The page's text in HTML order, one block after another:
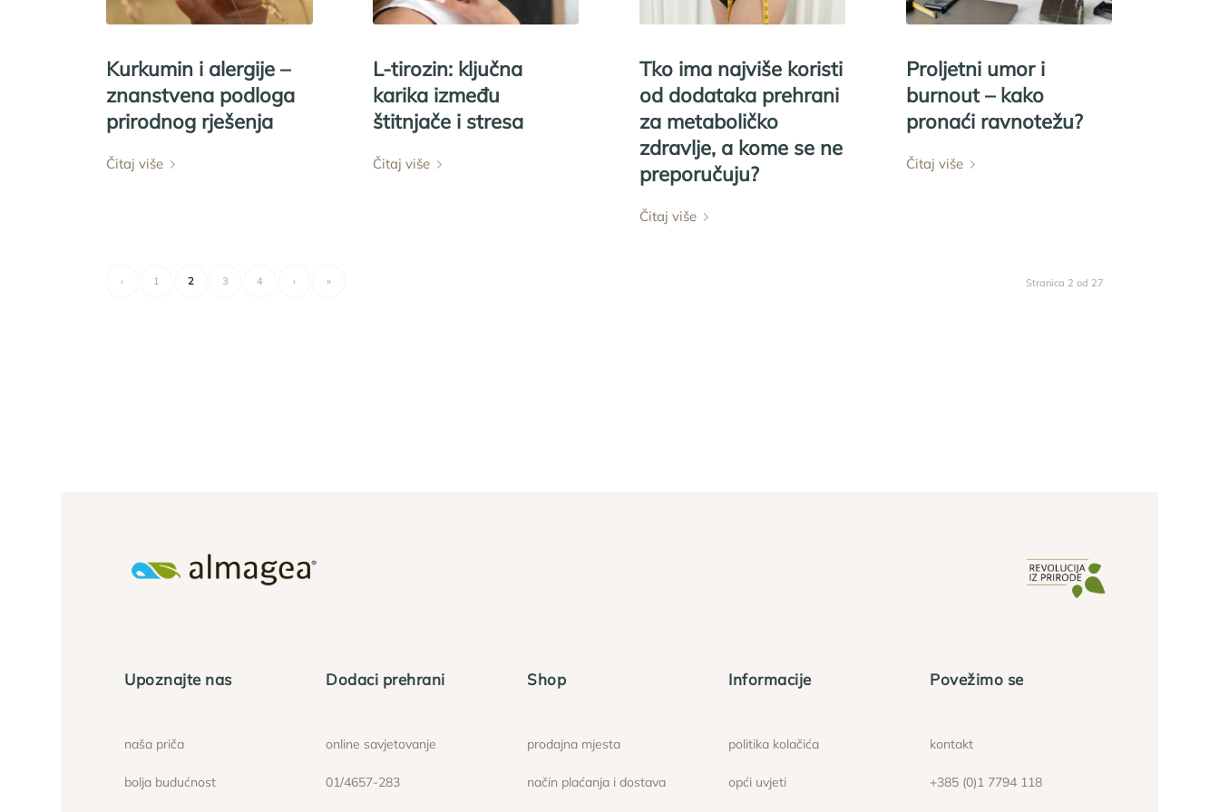
Kurkumin i alergije –
znanstvena podloga
prirodnog rješenja
Čitaj više
L-tirozin: ključna
karika između
štitnjače i stresa
Čitaj više
Tko ima najviše koristi
od dodataka prehrani
za metaboličko
zdravlje, a kome se ne
preporučuju?
Čitaj više
Proljetni umor i
burnout – kako
pronaći ravnotežu?
Čitaj više
Stranica 2 od 27
‹ 1 2 3 4 › »
Upoznajte nas
naša priča
bolja budućnost
Dodaci prehrani
online savjetovanje
01/4657-283
Shop
prodajna mjesta
način plaćanja i dostava
Informacije
politika kolačića
opći uvjeti
Povežimo se
kontakt
+385 (0)1 7794 118